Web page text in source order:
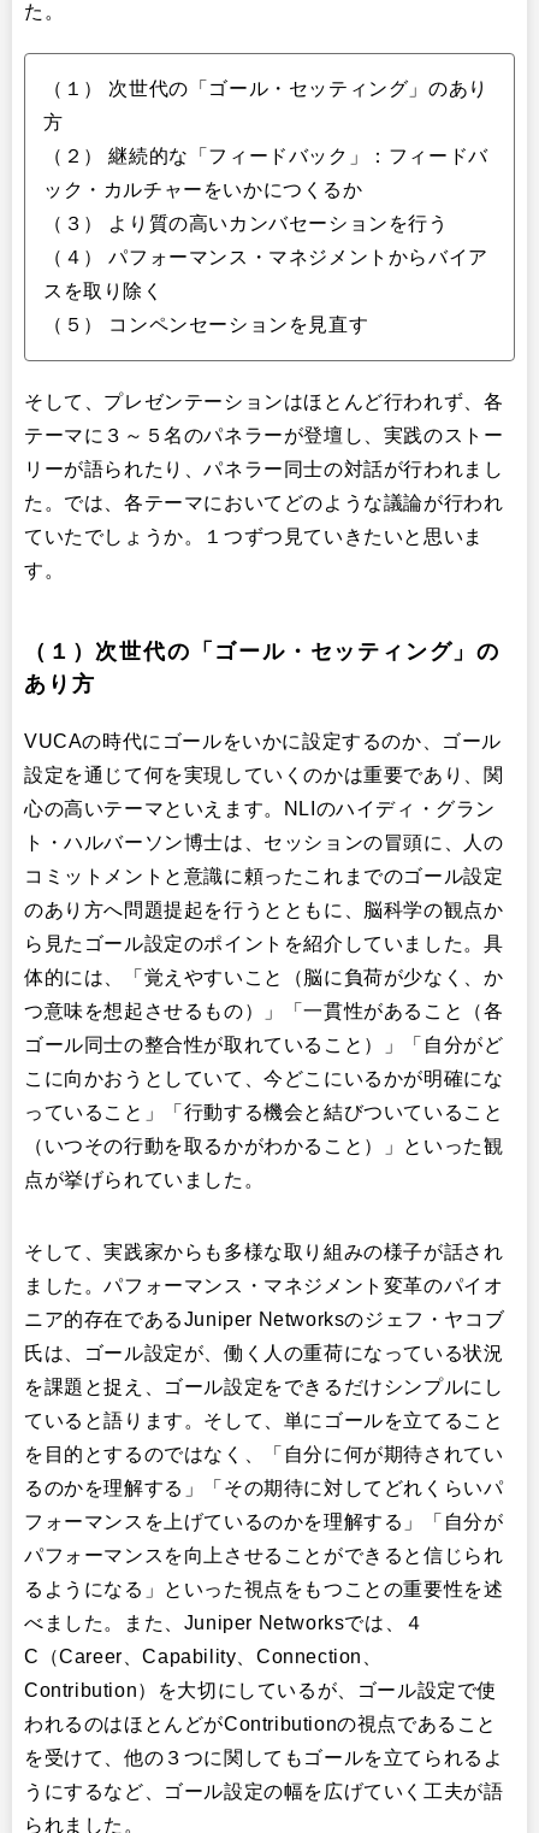
た。
（１） 次世代の「ゴール・セッティング」のあり
方
（２） 継続的な「フィードバック」：フィードバ
ック・カルチャーをいかにつくるか
（３） より質の高いカンバセーションを行う
（４） パフォーマンス・マネジメントからバイア
スを取り除く
（５） コンペンセーションを見直す
そして、プレゼンテーションはほとんど行われず、各
テーマに３～５名のパネラーが登壇し、実践のストー
リーが語られたり、パネラー同士の対話が行われまし
た。では、各テーマにおいてどのような議論が行われ
ていたでしょうか。１つずつ見ていきたいと思いま
す。
（１）次世代の「ゴール・セッティング」の
あり方
VUCAの時代にゴールをいかに設定するのか、ゴール
設定を通じて何を実現していくのかは重要であり、関
心の高いテーマといえます。NLIのハイディ・グラン
ト・ハルバーソン博士は、セッションの冒頭に、人の
コミットメントと意識に頼ったこれまでのゴール設定
のあり方へ問題提起を行うとともに、脳科学の観点か
ら見たゴール設定のポイントを紹介していました。具
体的には、「覚えやすいこと（脳に負荷が少なく、か
つ意味を想起させるもの）」「一貫性があること（各
ゴール同士の整合性が取れていること）」「自分がど
こに向かおうとしていて、今どこにいるかが明確にな
っていること」「行動する機会と結びついていること
（いつその行動を取るかがわかること）」といった観
点が挙げられていました。
そして、実践家からも多様な取り組みの様子が話され
ました。パフォーマンス・マネジメント変革のパイオ
ニア的存在であるJuniper Networksのジェフ・ヤコブ
氏は、ゴール設定が、働く人の重荷になっている状況
を課題と捉え、ゴール設定をできるだけシンプルにし
ていると語ります。そして、単にゴールを立てること
を目的とするのではなく、「自分に何が期待されてい
るのかを理解する」「その期待に対してどれくらいパ
フォーマンスを上げているのかを理解する」「自分が
パフォーマンスを向上させることができると信じられ
るようになる」といった視点をもつことの重要性を述
べました。また、Juniper Networksでは、４
C（Career、Capability、Connection、
Contribution）を大切にしているが、ゴール設定で使
われるのはほとんどがContributionの視点であること
を受けて、他の３つに関してもゴールを立てられるよ
うにするなど、ゴール設定の幅を広げていく工夫が語
られました。